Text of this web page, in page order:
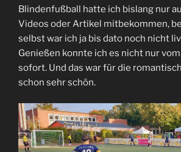
Blindenfußball hatte ich bislang nur
Videos oder Artikel mitbekommen,
selbst war ich ja bis dato noch nicht
Genießen konnte ich es nicht nur
sofort. Und das war für die
schon sehr schön.